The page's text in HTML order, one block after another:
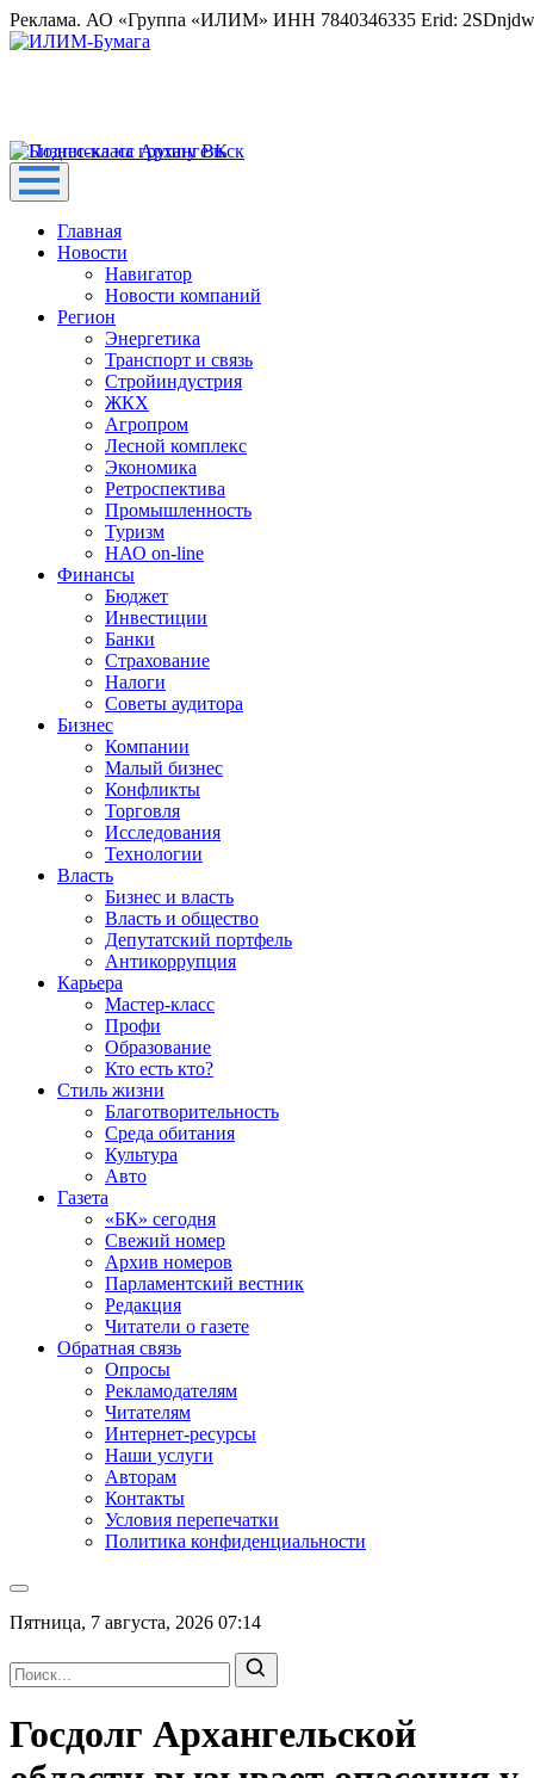
Реклама. АО «Группа «ИЛИМ» ИНН 7840346335 Erid:
Главная
Новости
Навигатор
Новости компаний
Регион
Энергетика
Транспорт и связь
Стройиндустрия
ЖКХ
Агропром
Лесной комплекс
Экономика
Ретроспектива
Промышленность
Туризм
НАО on-line
Финансы
Бюджет
Инвестиции
Банки
Страхование
Налоги
Советы аудитора
Бизнес
Компании
Малый бизнес
Конфликты
Торговля
Исследования
Технологии
Власть
Бизнес и власть
Власть и общество
Депутатский портфель
Антикоррупция
Карьера
Мастер-класс
Профи
Образование
Кто есть кто?
Стиль жизни
Благотворительность
Среда обитания
Культура
Авто
Газета
«БК» сегодня
Свежий номер
Архив номеров
Парламентский вестник
Редакция
Читатели о газете
Обратная связь
Опросы
Рекламодателям
Читателям
Интернет-ресурсы
Наши услуги
Авторам
Контакты
Условия перепечатки
Политика конфиденциальности
Пятница, 7 августа, 2026 07:14
Госдолг Архангельской